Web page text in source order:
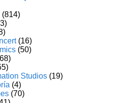
(814)
(16)
(50)
Studios (19)
(4)
(70)